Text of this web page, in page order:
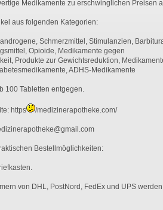
Medikamente zu erschwinglichen Preisen
aus folgenden Kategorien:
Schmerzmittel, Stimulanzien,
Opioide, Medikamente gegen
Produkte zur Gewichtsreduktion,
ADHS-Medikamente
100 Tabletten entgegen.
https /medizinerapotheke.com/
Bestellmöglichkeiten:
von DHL, PostNord, FedEx und UPS